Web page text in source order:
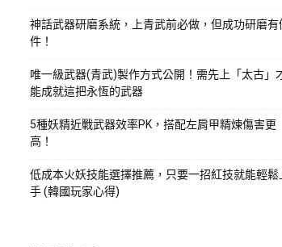
神話武器研磨系統，上青武前必做，但成功研磨有
件！
唯一級武器(青武)製作方式公開！需先上「太古」
能成就這把永恆的武器
5種妖精近戰武器效率PK，搭配左肩甲精煉傷害更
高！
低成本火妖技能選擇推薦，只要一招紅技就能輕鬆
手 (韓國玩家心得)